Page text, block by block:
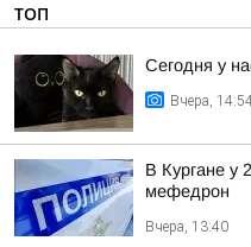
ТОП
Сегодня у
Вчера,
В Кургане у
мефедрон
Вчера, 13:40